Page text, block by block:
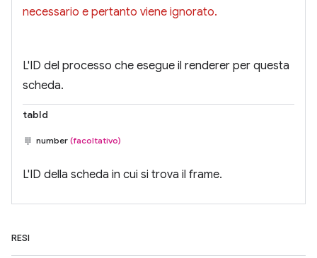
necessario e pertanto viene ignorato.
L'ID del processo che esegue il renderer per questa
scheda.
tabId
number (facoltativo)
L'ID della scheda in cui si trova il frame.
RESI